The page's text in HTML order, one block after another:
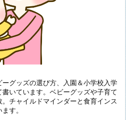
グッズの選び方、入園＆小学校入学
いています。ベビーグッズや子育て
チャイルドマインダーと食育インス
す。